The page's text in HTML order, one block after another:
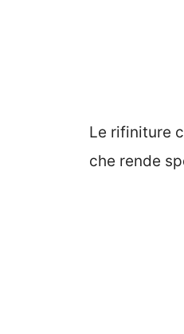
Le rifiniture
che rende